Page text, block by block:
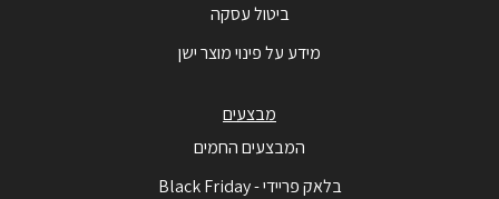
ביטול עסקה
מידע על פינוי מוצר ישן
מבצעים
המבצעים החמים
בלאק פריידי - Black Friday